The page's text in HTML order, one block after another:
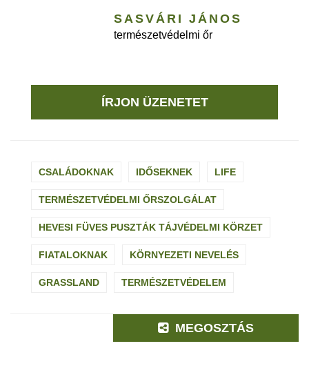
SASVÁRI JÁNOS
természetvédelmi őr
ÍRJON ÜZENETET
CSALÁDOKNAK IDŐSEKNEK LIFE
TERMÉSZETVÉDELMI ŐRSZOLGÁLAT
HEVESI FÜVES PUSZTÁK TÁJVÉDELMI KÖRZET
FIATALOKNAK KÖRNYEZETI NEVELÉS
GRASSLAND TERMÉSZETVÉDELEM
MEGOSZTÁS